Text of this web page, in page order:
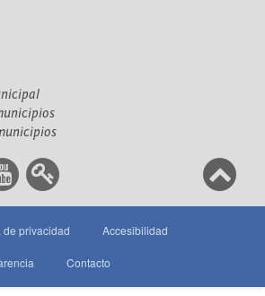
de privacidad Accesibilidad
Contacto